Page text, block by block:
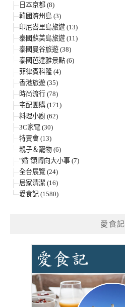
日本京都 (8)
韓國濟州島 (3)
印尼峇里島旅遊 (13)
泰國蘇美島旅遊 (11)
泰國曼谷旅遊 (38)
泰國芭達雅景點 (6)
菲律賓科隆 (4)
香港旅遊 (35)
時尚流行 (78)
宅配團購 (171)
料理小廚 (62)
3C家電 (30)
特賣會 (13)
親子＆寵物 (6)
"婚"頭轉向大小事 (7)
全台展覽 (24)
居家清潔 (16)
愛食記 (1580)
愛食記